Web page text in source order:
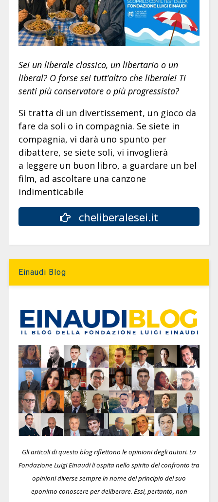
Sei un liberale classico, un libertario o un
liberal? O forse sei tutt’altro che liberale! Ti
senti più conservatore o più progressista?
Si tratta di un divertissement, un gioco da
fare da soli o in compagnia. Se siete in
compagnia, vi darà uno spunto per
dibattere, se siete soli, vi invoglierà
a leggere un buon libro, a guardare un bel
film, ad ascoltare una canzone
indimenticabile
cheliberalesei.it
Einaudi Blog
Gli articoli di questo blog riflettono le opinioni degli autori. La
Fondazione Luigi Einaudi li ospita nello spirito del confronto tra
opinioni diverse sempre in nome del principio del suo
eponimo conoscere per deliberare. Essi, pertanto, non